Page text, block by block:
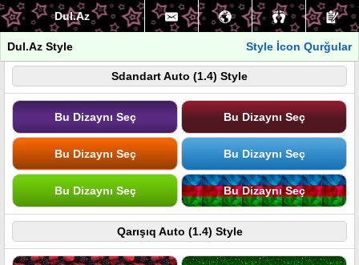
Dul.Az
Dul.Az Style Style İcon Qurğular
Sdandart Auto (1.4) Style
Bu Dizaynı Seç Bu Dizaynı Seç
Bu Dizaynı Seç Bu Dizaynı Seç
Bu Dizaynı Seç Bu Dizaynı Seç
Qarışıq Auto (1.4) Style